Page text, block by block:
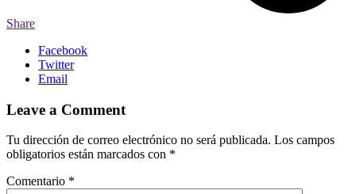
Share
Facebook
Twitter
Email
Leave a Comment
Tu dirección de correo electrónico no será publicada. Los campos
obligatorios están marcados con *
Comentario *